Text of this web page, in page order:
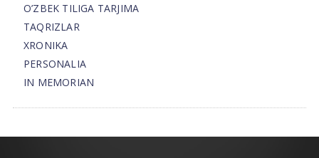
O’ZBEK TILIGA TARJIMA
TAQRIZLAR
XRONIKA
PERSONALIA
IN MEMORIAN